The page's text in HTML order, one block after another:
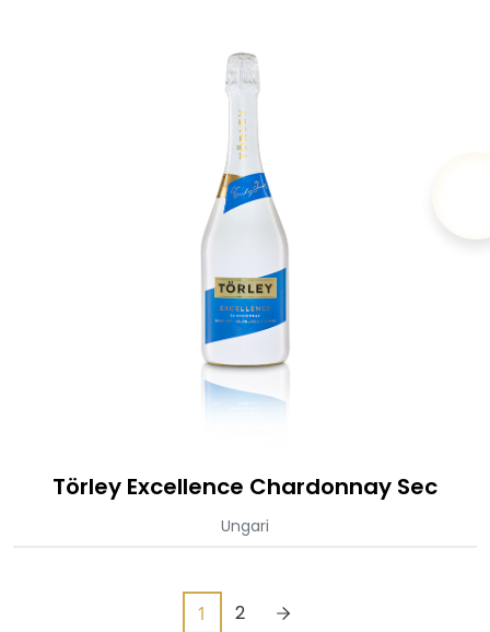
Törley Excellence Chardonnay Sec
Ungari
1 2